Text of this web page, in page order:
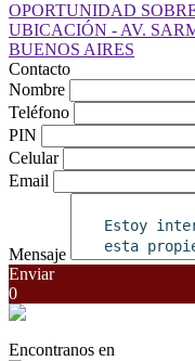
Contacto
Nombre
Teléfono
PIN
Celular
Email
Mensaje
Enviar
0
Encontranos en